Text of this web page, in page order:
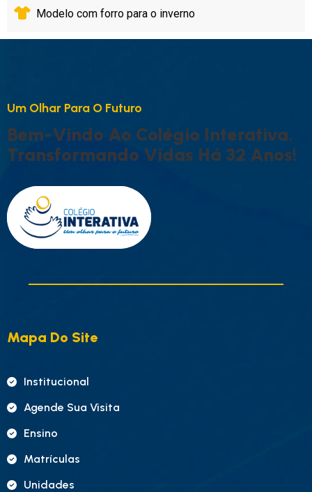
Modelo com forro para o inverno
UM OLHAR PARA O FUTURO
BEM-VINDO AO COLÉGIO INTERATIVA.
TRANSFORMANDO VIDAS HÁ 32 ANOS!
Mapa Do Site
Institucional
Agende Sua Visita
Ensino
Matrículas
Unidades